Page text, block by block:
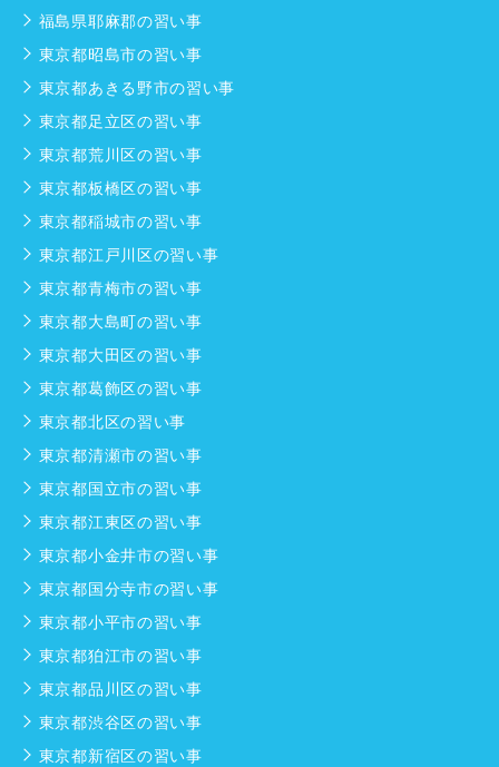
福島県耶麻郡の習い事
東京都昭島市の習い事
東京都あきる野市の習い事
東京都足立区の習い事
東京都荒川区の習い事
東京都板橋区の習い事
東京都稲城市の習い事
東京都江戸川区の習い事
東京都青梅市の習い事
東京都大島町の習い事
東京都大田区の習い事
東京都葛飾区の習い事
東京都北区の習い事
東京都清瀬市の習い事
東京都国立市の習い事
東京都江東区の習い事
東京都小金井市の習い事
東京都国分寺市の習い事
東京都小平市の習い事
東京都狛江市の習い事
東京都品川区の習い事
東京都渋谷区の習い事
東京都新宿区の習い事